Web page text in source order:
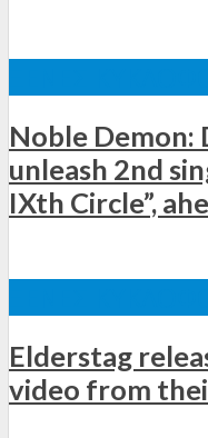
Noble Demon:
unleash 2nd
IXth Circle”,
Elderstag
video from